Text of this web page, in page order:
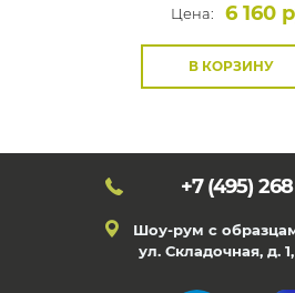
Цена:
6 160
В КОРЗИНУ
+7 (495)
Шоу-рум с
ул. Складочная, д.